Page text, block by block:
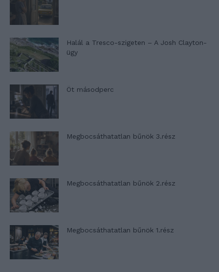
Halál a Tresco-szigeten – A Josh Clayton-
ügy
Öt másodperc
Megbocsáthatatlan bűnök 3.rész
Megbocsáthatatlan bűnök 2.rész
Megbocsáthatatlan bűnök 1.rész